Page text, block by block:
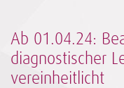
Ab 01.04.24:
diagnostischer
vereinheitlicht